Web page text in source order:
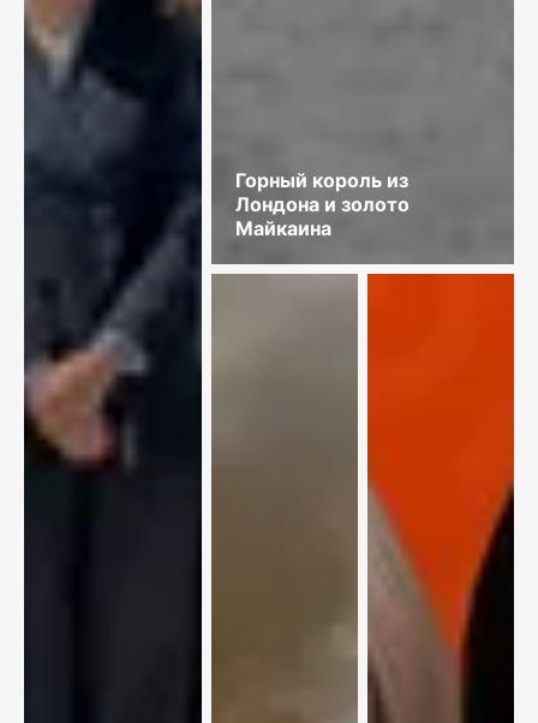
Горный король из
Лондона и золото
Майкаина